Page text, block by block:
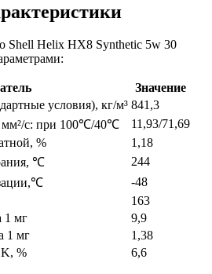
Shell Helix HX8 Synthetic 5w 30
Значение
условия), кг/м³ 841,3
, мм²/с: при 100℃/40℃
11,93/71,69
%
1,18
℃
244
-48
163
1 мг
9,9
1 мг
1,38
%
6,6